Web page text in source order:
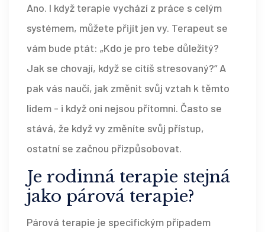
Ano. I když terapie vychází z práce s celým
systémem, můžete přijít jen vy. Terapeut se
vám bude ptát: „Kdo je pro tebe důležitý?
Jak se chovají, když se cítíš stresovaný?“ A
pak vás naučí, jak změnit svůj vztah k těmto
lidem - i když oni nejsou přítomni. Často se
stává, že když vy změníte svůj přístup,
ostatní se začnou přizpůsobovat.
Je rodinná terapie stejná
jako párová terapie?
Párová terapie je specifickým případem